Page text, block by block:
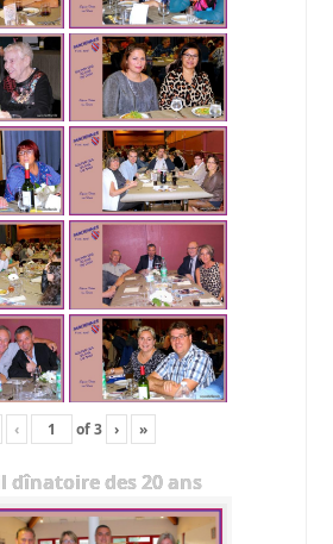
‹ of3 › »
dînatoire des 20 ans